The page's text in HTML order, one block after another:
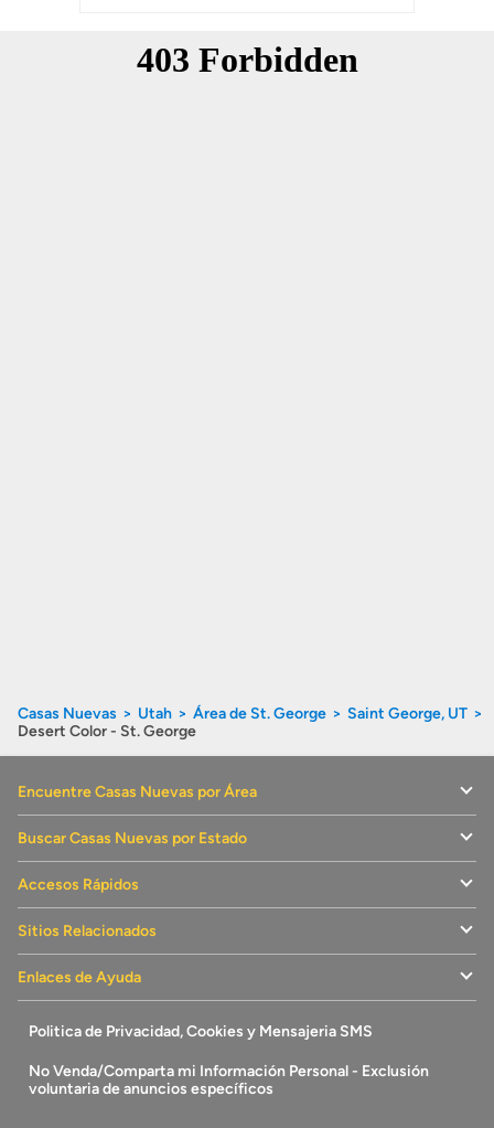
Casas Nuevas Utah Área de St. George
Saint George, UT
Desert Color - St. George
Encuentre Casas Nuevas por Área
Buscar Casas Nuevas por Estado
Accesos Rápidos
Sitios Relacionados
Enlaces de Ayuda
Politica de Privacidad, Cookies y Mensajeria SMS
No Venda/Comparta mi Información Personal - Exclusión
voluntaria de anuncios específicos